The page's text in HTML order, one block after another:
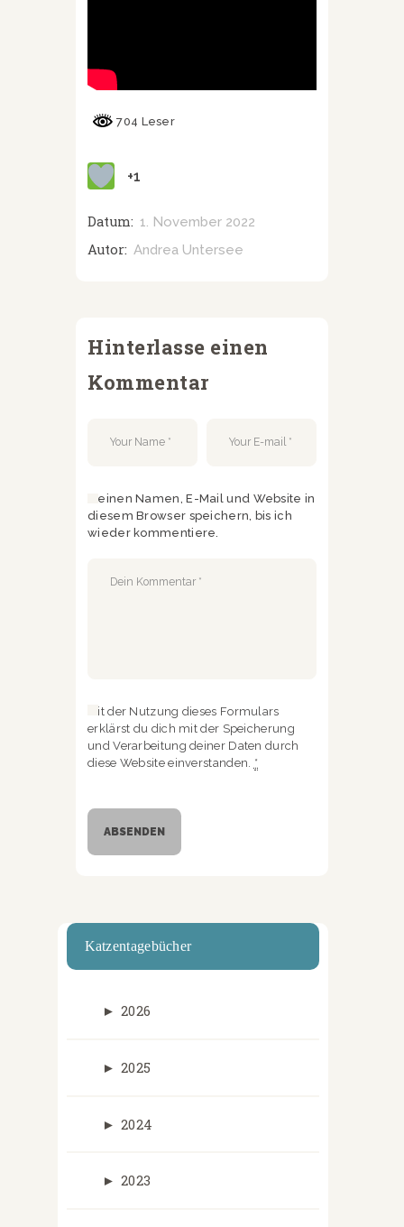
704 Leser
+1
Datum: 1. November 2022
Autor: Andrea Untersee
Hinterlasse einen
Kommentar
Meinen Namen, E-Mail und Website in
diesem Browser speichern, bis ich
wieder kommentiere.
Mit der Nutzung dieses Formulars
erklärst du dich mit der Speicherung
und Verarbeitung deiner Daten durch
diese Website einverstanden. *
Katzentagebücher
► 2026
► 2025
► 2024
► 2023